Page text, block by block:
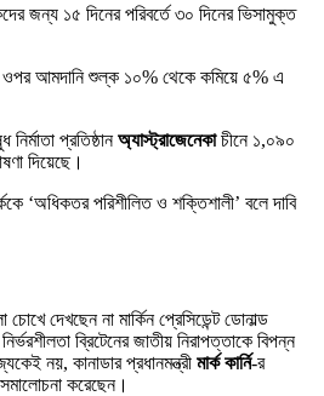
জন্য ১৫ দিনের পরিবর্তে ৩০ দিনের ভিসামুক্ত
আমদানি শুল্ক ১০% থেকে কমিয়ে ৫% এ
নির্মাতা প্রতিষ্ঠানঅ্যাস্ট্রাজেনেকাচীনে ১,০৯০
দিয়েছে।
‘অধিকতর পরিশীলিত ও শক্তিশালী’ বলে দাবি
দেখছেন না মার্কিন প্রেসিডেন্ট ডোনাল্ড
ব্রিটেনের জাতীয় নিরাপত্তাকে বিপন্ন
নয়, কানাডার প্রধানমন্ত্রী মার্ক কার্নি-র
করেছেন।